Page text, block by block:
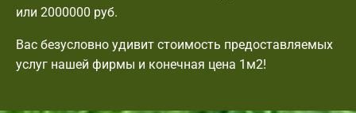
или 2000000 руб.
Вас безусловно удивит стоимость предоставляемых
услуг нашей фирмы и конечная цена 1м2!